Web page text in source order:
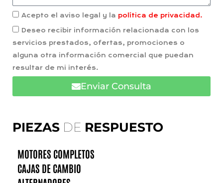
PIEZAS DE RESPUESTO
MOTORES COMPLETOS
CAJAS DE CAMBIO
Acepto el aviso legal y la política de privacidad.
Deseo recibir información relacionada con los
servicios prestados, ofertas, promociones o
alguna otra información comercial que puedan
resultar de mi interés.
Enviar Consulta